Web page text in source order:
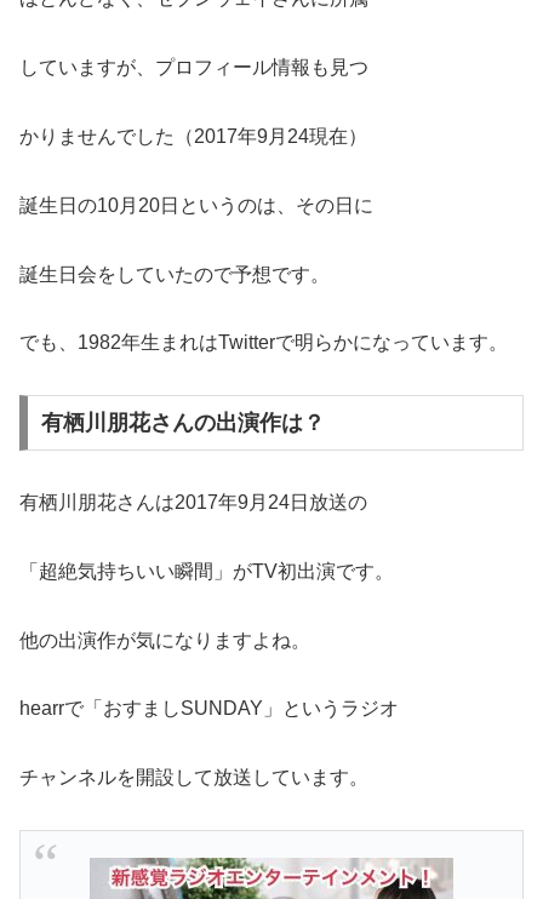
していますが、プロフィール情報も見つ
かりませんでした（2017年9月24現在）
誕生日の10月20日というのは、その日に
誕生日会をしていたので予想です。
でも、1982年生まれはTwitterで明らかになっています。
有栖川朋花さんの出演作は？
有栖川朋花さんは2017年9月24日放送の
「超絶気持ちいい瞬間」がTV初出演です。
他の出演作が気になりますよね。
hearrで「おすましSUNDAY」というラジオ
チャンネルを開設して放送しています。